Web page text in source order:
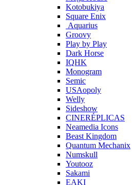
Kotobukiya
Square Enix
Aquarius
Groovy
Play by Play
Dark Horse
IQHK
Monogram
Semic
USAopoly
Welly
Sideshow
CINERÉPLICAS
Neamedia Icons
Beast Kingdom
Quantum Mechanix
Numskull
Youtooz
Sakami
EAKI